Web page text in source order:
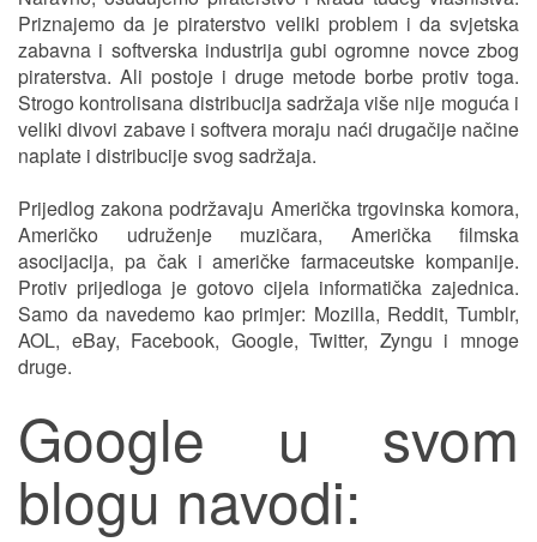
Priznajemo da je piraterstvo veliki problem i da svjetska
zabavna i softverska industrija gubi ogromne novce zbog
piraterstva. Ali postoje i druge metode borbe protiv toga.
Strogo kontrolisana distribucija sadržaja više nije moguća i
veliki divovi zabave i softvera moraju naći drugačije načine
naplate i distribucije svog sadržaja.
Prijedlog zakona podržavaju Američka trgovinska komora,
Američko udruženje muzičara, Američka filmska
asocijacija, pa čak i američke farmaceutske kompanije.
Protiv prijedloga je gotovo cijela informatička zajednica.
Samo da navedemo kao primjer: Mozilla, Reddit, Tumblr,
AOL, eBay, Facebook, Google, Twitter, Zyngu i mnoge
druge.
Google u svom
blogu navodi: